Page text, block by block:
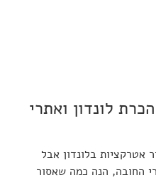
1 – הכרת לונדון ואתרי
אטרקציות בלונדון אבל
החובה, הנה כמה שאסור